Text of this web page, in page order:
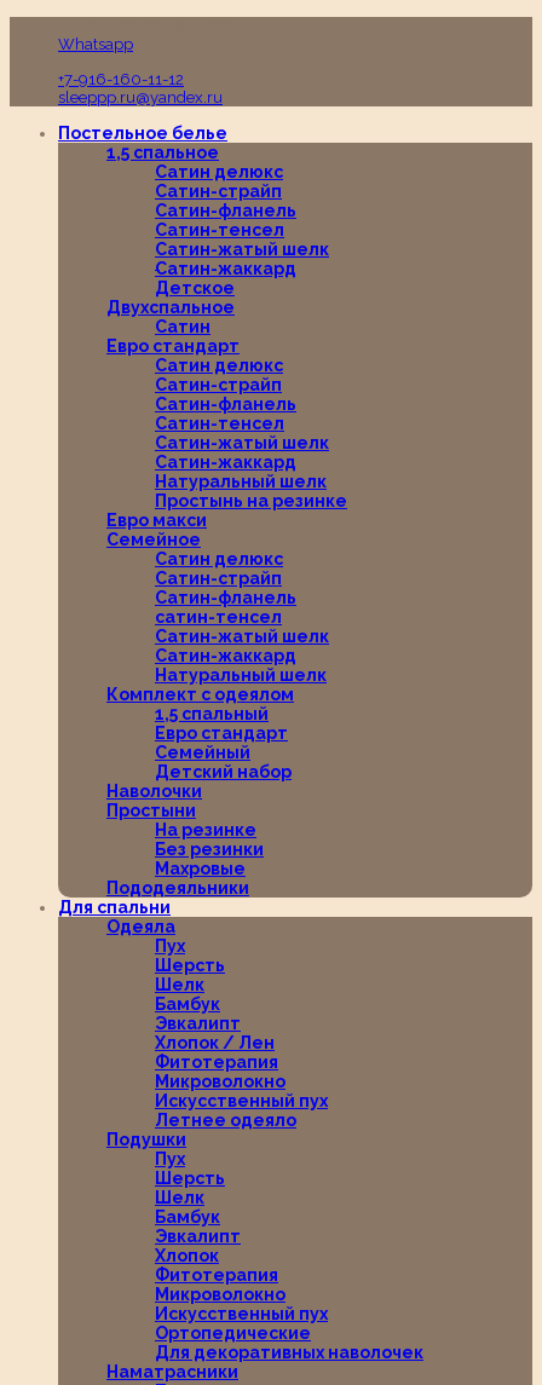
Whatsapp
+7-916-160-11-12
sleeppp.ru@yandex.ru
Постельное белье
1,5 спальное
Сатин делюкс
Сатин-страйп
Сатин-фланель
Сатин-тенсел
Сатин-жатый шелк
Сатин-жаккард
Детское
Двухспальное
Сатин
Евро стандарт
Сатин делюкс
Сатин-страйп
Сатин-фланель
Сатин-тенсел
Сатин-жатый шелк
Сатин-жаккард
Натуральный шелк
Простынь на резинке
Евро макси
Семейное
Сатин делюкс
Сатин-страйп
Сатин-фланель
сатин-тенсел
Сатин-жатый шелк
Сатин-жаккард
Натуральный шелк
Комплект с одеялом
1,5 спальный
Евро стандарт
Семейный
Детский набор
Наволочки
Простыни
На резинке
Без резинки
Махровые
Пододеяльники
Для спальни
Одеяла
Пух
Шерсть
Шелк
Бамбук
Эвкалипт
Хлопок / Лен
Фитотерапия
Микроволокно
Искусственный пух
Летнее одеяло
Подушки
Пух
Шерсть
Шелк
Бамбук
Эвкалипт
Хлопок
Фитотерапия
Микроволокно
Искусственный пух
Ортопедические
Для декоративных наволочек
Наматрасники